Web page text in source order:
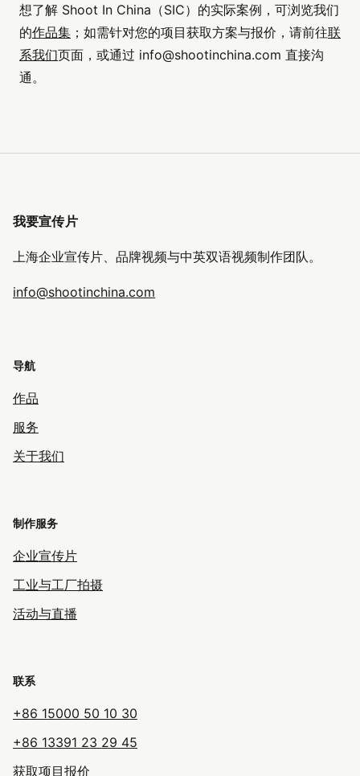
想了解 Shoot In China（SIC）的实际案例，可浏览我们
的作品集 ；如需针对您的项目获取方案与报价，请前往联
系我们页面，或通过 info@shootinchina.com 直接沟
通。
我要宣传片
上海企业宣传片、品牌视频与中英双语视频制作团队。
info@shootinchina.com
导航
作品
服务
关于我们
制作服务
企业宣传片
工业与工厂拍摄
活动与直播
联系
+86 15000 50 10 30
+86 13391 23 29 45
获取项目报价